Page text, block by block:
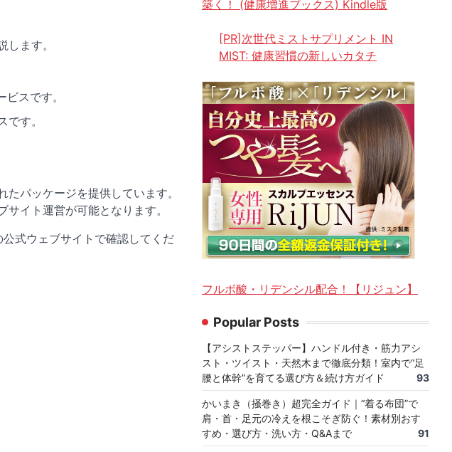
ます。
スです。
す。
パッケージを提供しています。
イト運営が可能となります。
式ウェブサイトで確認してくだ
築く！ (健康増進ブックス) Kindle版
[PR]次世代ミストサプリメント IN
MIST: 健康習慣の新しいカタチ
フルボ酸・リデンシル配合！【リジュン】
Popular Posts
【アシストステッパー】ハンドル付き・筋力アシ
スト・ツイスト・天然木まで徹底分類！室内で“足
腰と体幹”を育てる選び方＆続け方ガイド
93
かいまき（掻巻き）超完全ガイド｜“着る布団”で
肩・首・足元の冷えを根こそぎ防ぐ！素材別おす
すめ・選び方・洗い方・Q&Aまで
91